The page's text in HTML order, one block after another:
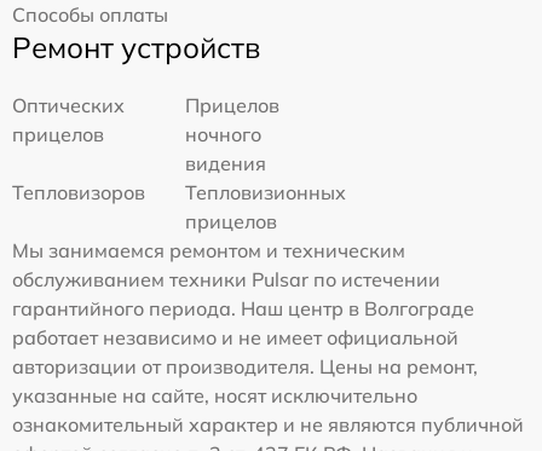
Способы оплаты
Ремонт устройств
Оптических
прицелов
Прицелов
ночного
видения
Тепловизоров
Тепловизионных
прицелов
Мы занимаемся ремонтом и техническим
обслуживанием техники Pulsar по истечении
гарантийного периода. Наш центр в Волгограде
работает независимо и не имеет официальной
авторизации от производителя. Цены на ремонт,
указанные на сайте, носят исключительно
ознакомительный характер и не являются публичной